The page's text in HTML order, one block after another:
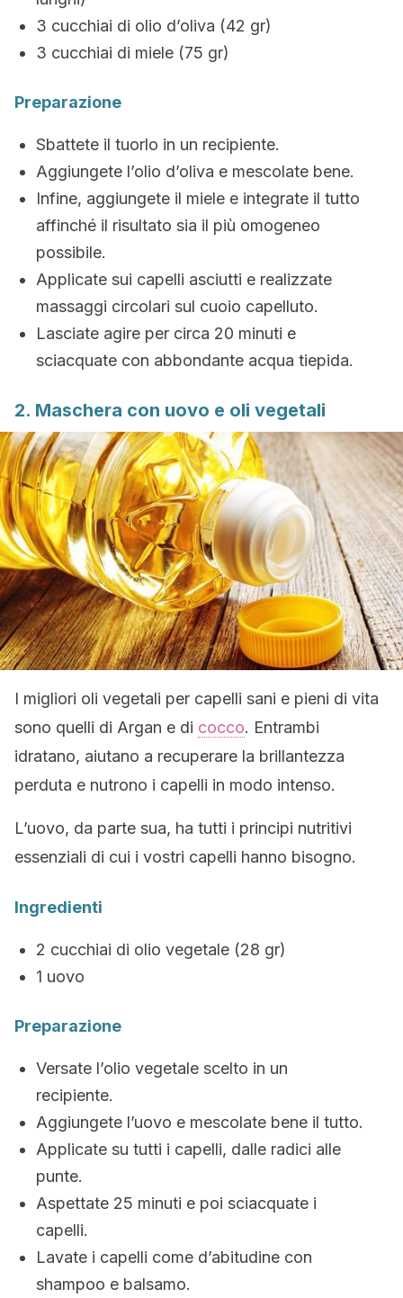
3 cucchiai di olio d’oliva (42 gr)
3 cucchiai di miele (75 gr)
Preparazione
Sbattete il tuorlo in un recipiente.
Aggiungete l’olio d’oliva e mescolate bene.
Infine, aggiungete il miele e integrate il tutto
affinché il risultato sia il più omogeneo
possibile.
Applicate sui capelli asciutti e realizzate
massaggi circolari sul cuoio capelluto.
Lasciate agire per circa 20 minuti e
sciacquate con abbondante acqua tiepida.
2. Maschera con uovo e oli vegetali
I migliori oli vegetali per capelli sani e pieni di vita
sono quelli di Argan e di cocco. Entrambi
idratano, aiutano a recuperare la brillantezza
perduta e nutrono i capelli in modo intenso.
L’uovo, da parte sua, ha tutti i principi nutritivi
essenziali di cui i vostri capelli hanno bisogno.
Ingredienti
2 cucchiai di olio vegetale (28 gr)
1 uovo
Preparazione
Versate l’olio vegetale scelto in un
recipiente.
Aggiungete l’uovo e mescolate bene il tutto.
Applicate su tutti i capelli, dalle radici alle
punte.
Aspettate 25 minuti e poi sciacquate i
capelli.
Lavate i capelli come d’abitudine con
shampoo e balsamo.